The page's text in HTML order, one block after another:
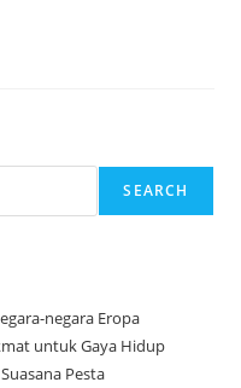
SEARCH
negara Eropa
untuk Gaya Hidup
Pesta